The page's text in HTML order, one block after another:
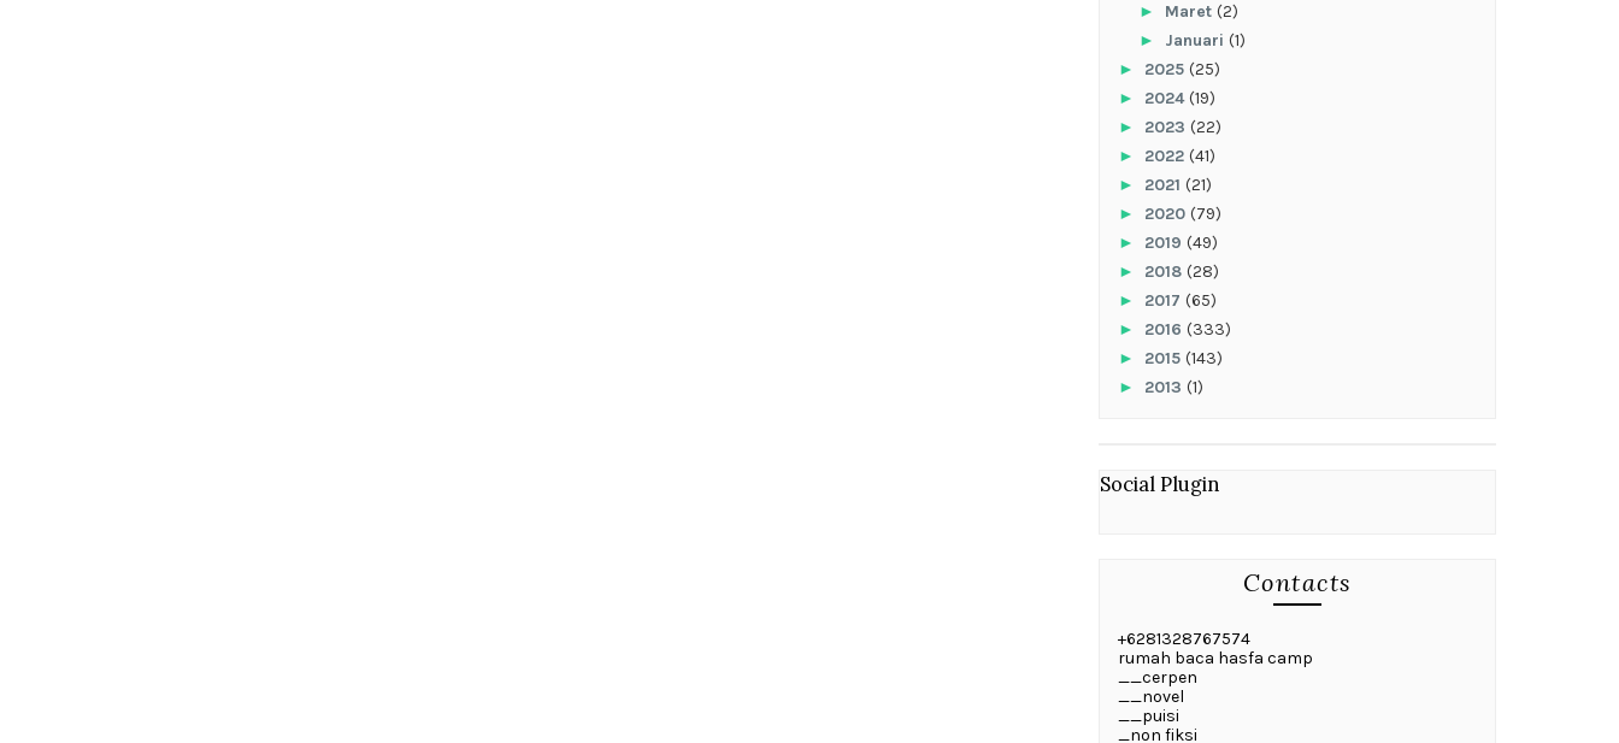
► Maret (2)
► Januari (1)
► 2025 (25)
► 2024(19)
► 2023 (22)
► 2022 (41)
► 2021 (21)
► 2020 (79)
► 2019 (49)
► 2018 (28)
► 2017 (65)
► 2016 (333)
► 2015 (143)
► 2013 (1)
Social Plugin
Contacts
+6281328767574
rumah baca hasfa camp
__cerpen
__novel
__puisi
_non fiksi